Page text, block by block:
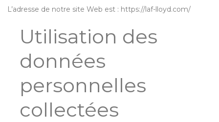
L’adresse de notre site Web est : https://laf-lloyd.com/
Utilisation des
données
personnelles
collectées